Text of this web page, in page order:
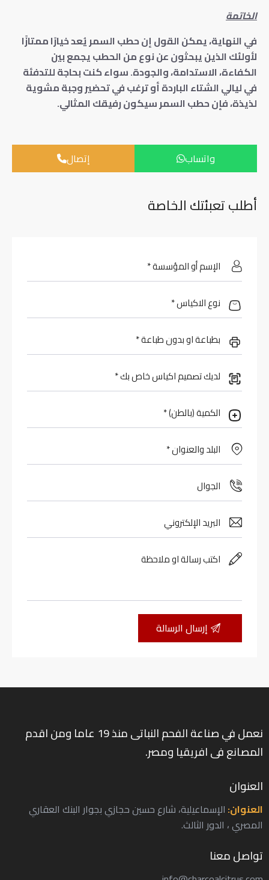
الخاتمة
في النهاية، يمكن القول إن حطب السمر يُعد خيارًا ممتازًا
لأولئك الذين يبحثون عن نوع من الحطب يجمع بين
الكفاءة، الاستدامة، والجودة. سواء كنت بحاجة للتدفئة
في ليالي الشتاء الباردة أو ترغب في تحضير وجبة مشوية
لذيذة، فإن حطب السمر سيكون رفيقك المثالي.
واتساب إتصال
أطلب تعبئتك الخاصة
نعمل في صناعة الفحم النباتى منذ 19 عاما ومن اقدم
المصانع فى افريقيا ومصر.
العنوان
العنوان: الإسماعيلية، شارع حسين حجازي بجوار البنك العقاري
المصري ، الدور الثالث.
تواصل معنا